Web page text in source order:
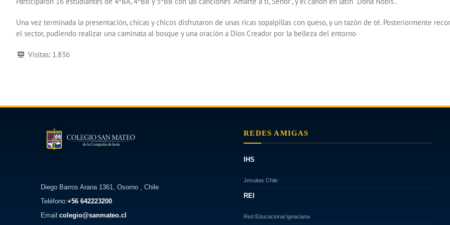
Una vez terminada la presentación, chicas y chicos disfrutaron de unas ricas sopaipillas con queso, y un tazón de té. Posteriormente
el sector, pudiendo realizar una caminata al bosque y una oración a Dios Creador por la belleza del entorno
Visitas: 1.836
Diego Barros Arana 1361, Osorno , Chile
Teléfono:+56 642223200
Email:colegio@sanmateo.cl
REDES AMIGAS
IHS
Jesuitas Chile
REI
Red Educacional Ignaciana